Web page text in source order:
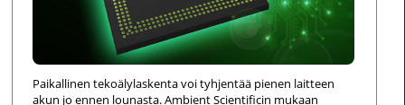
Paikallinen tekoälylaskenta voi tyhjentää pienen laitteen
akun jo ennen lounasta. Ambient Scientificin mukaan